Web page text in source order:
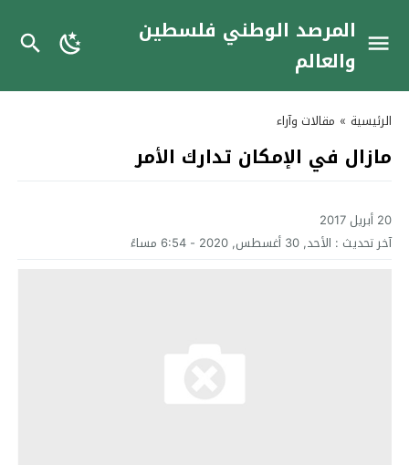
المرصد الوطني فلسطين
والعالم
الرئيسية » مقالات وآراء
مازال في الإمكان تدارك الأمر
20 أبريل 2017
آخر تحديث : الأحد, 30 أغسطس, 2020 - 6:54 مساءً